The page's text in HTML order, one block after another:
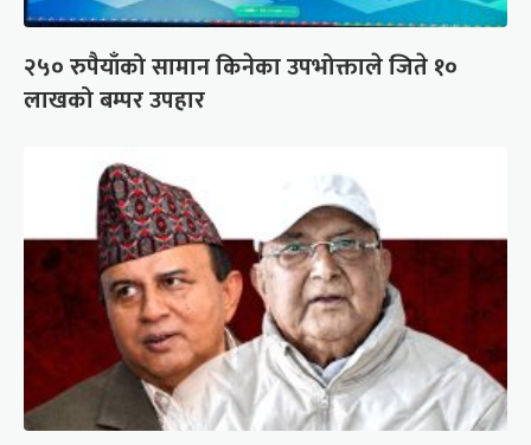
२५० रुपैयाँको सामान किनेका उपभोक्ताले जिते १०
लाखको बम्पर उपहार